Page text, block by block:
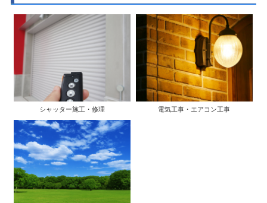
シャッター施工・修理 電気工事・エアコン工事